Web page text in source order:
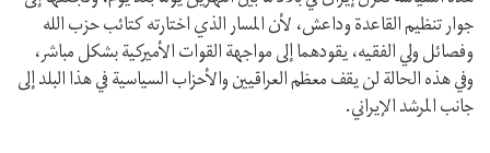
جوار تنظيم القاعدة وداعش، لأن المسار الذي اختارته كتائب حزب الله
وفصائل ولي الفقيه، يقودهما إلى مواجهة القوات الأميركية بشكل مباشر،
وفي هذه الحالة لن يقف معظم العراقيين والأحزاب السياسية في هذا البلد إلى
جانب المرشد الإيراني.